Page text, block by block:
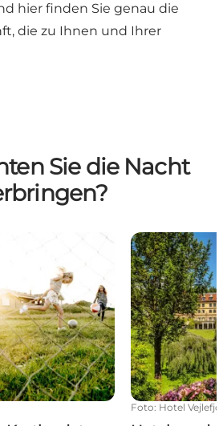
hier finden Sie genau die
die zu Ihnen und Ihrer
Sie die Nacht
Hotels und
Foto: Hotel